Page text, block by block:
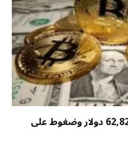
سعر بيتكوين يهبط 1% إلى 62,829.4 دولار وضغوط على